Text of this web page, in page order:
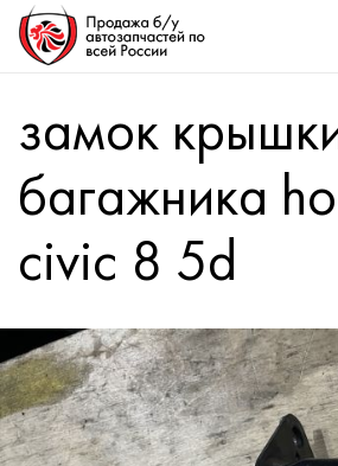
замок
багажника
civic 8 5d